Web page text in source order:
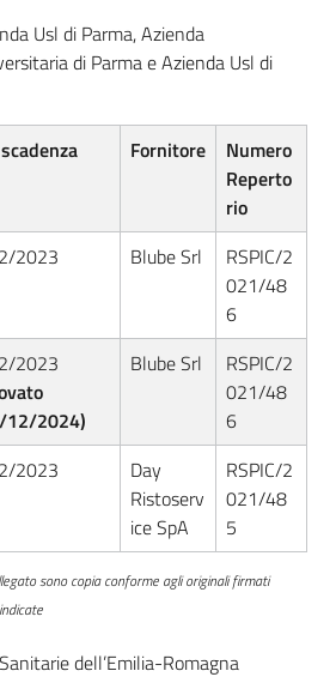
Usl di Parma, Azienda
di Parma e Azienda Usl di
Fornitore
Numero
Reperto
rio
2023 Blube Srl
RSPIC/2
021/48
6
2023
12/2024)
Blube Srl
RSPIC/2
021/48
6
2023
Day
Ristoserv
ice SpA
RSPIC/2
021/48
5
sono copia conforme agli originali firmati
dell’Emilia-Romagna